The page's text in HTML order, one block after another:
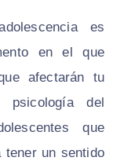
es
en el que
afectarán tu
psicología del
que
tener un sentido